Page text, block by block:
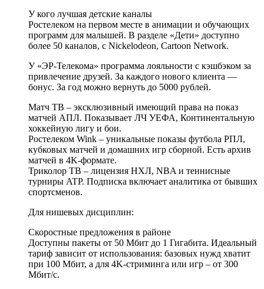
У кого лучшая детские каналы
Ростелеком на первом месте в анимации и обучающих
программ для малышей. В разделе «Дети» доступно
более 50 каналов, с Nickelodeon, Cartoon Network.
У «ЭР-Телекома» программа лояльности с кэшбэком за
привлечение друзей. За каждого нового клиента —
бонус. За год можно вернуть до 5000 рублей.
Матч ТВ – эксклюзивный имеющий права на показ
матчей АПЛ. Показывает ЛЧ УЕФА, Континентальную
хоккейную лигу и бои.
Ростелеком Wink – уникальные показы футбола РПЛ,
кубковых матчей и домашних игр сборной. Есть архив
матчей в 4K-формате.
Триколор ТВ – лицензия НХЛ, NBA и теннисные
турниры ATP. Подписка включает аналитика от бывших
спортсменов.
Для нишевых дисциплин:
Скоростные предложения в районе
Доступны пакеты от 50 Мбит до 1 Гигабита. Идеальный
тариф зависит от использования: базовых нужд хватит
при 100 Мбит, а для 4K-стриминга или игр – от 300
Мбит/с.